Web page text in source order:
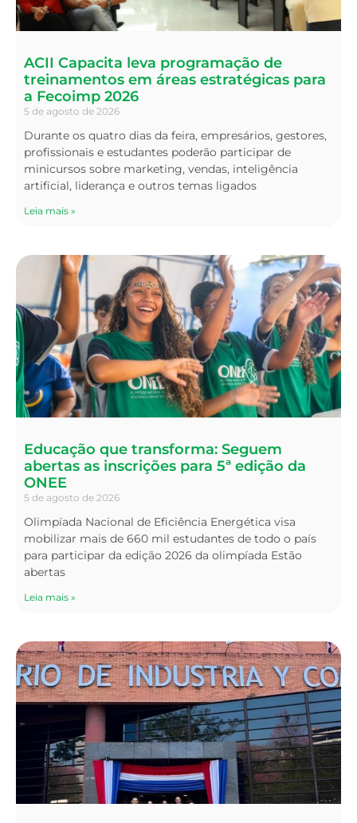
ACII Capacita leva programação de
treinamentos em áreas estratégicas para
a Fecoimp 2026
5 de agosto de 2026
Durante os quatro dias da feira, empresários, gestores,
profissionais e estudantes poderão participar de
minicursos sobre marketing, vendas, inteligência
artificial, liderança e outros temas ligados
Leia mais »
Educação que transforma: Seguem
abertas as inscrições para 5ª edição da
ONEE
5 de agosto de 2026
Olimpíada Nacional de Eficiência Energética visa
mobilizar mais de 660 mil estudantes de todo o país
para participar da edição 2026 da olimpíada Estão
abertas
Leia mais »